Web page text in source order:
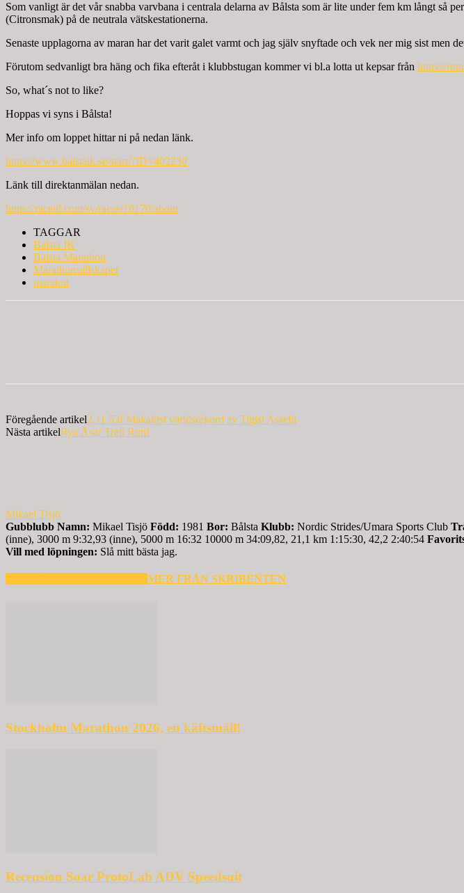
Som vanligt är det vår snabba varvbana i centrala delarna av Bålsta som är lite under fem km långt så
(Citronsmak) på de neutrala vätskestationerna.
Senaste upplagorna av maran har det varit galet varmt och jag själv snyftade och vek ner mig sist men
Förutom sedvanligt bra häng och fika efteråt i klubbstugan kommer vi bl.a lotta ut kepsar från https://
So, what´s not to like?
Hoppas vi syns i Bålsta!
Mer info om loppet hittar ni på nedan länk.
https://www.balstaik.se/start/?ID=402230
Länk till direktanmälan nedan.
https://raceid.com/sv/races/10170/about
TAGGAR
Bålsta IK
Bålsta Marathon
Marathonsällskapet
maraton
Föregående artikel2.11.53! Makalöst världsrekord av Tigist Assefa
Nästa artikelRya Åsar Trail Run!
Mikael Tisjö
Gubblubb Namn: Mikael Tisjö Född: 1981 Bor: Bålsta Klubb: Nordic Strides/Umara Sports Club
(inne), 3000 m 9:32,93 (inne), 5000 m 16:32 10000 m 34:09,82, 21,1 km 1:15:30, 42,2 2:40:54
Vill med löpningen: Slå mitt bästa jag.
MER FRÅN SKRIBENTEN
Stockholm Marathon 2026, en käftsmäll!
Recension Soar ProtoLab ADV Speedsuit